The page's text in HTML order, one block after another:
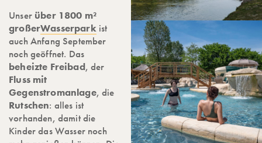
Unser über 1800 m²
großerWasserparkist
auch Anfang September
noch geöffnet. Das
beheizte Freibad, der
Fluss mit
Gegenstromanlage, die
Rutschen: alles ist
vorhanden, damit die
Kinder das Wasser noch